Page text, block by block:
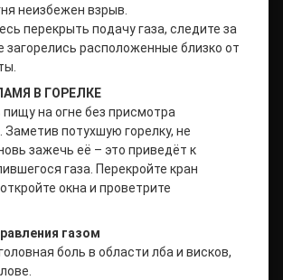
неизбежен взрыв.
перекрыть подачу газа, следите за
загорелись расположенные близко от
В ГОРЕЛКЕ
на огне без присмотра
Заметив потухшую горелку, не
зажечь её – это приведёт к
газа. Перекройте кран
окна и проветрите
газом
боль в области лба и висков,